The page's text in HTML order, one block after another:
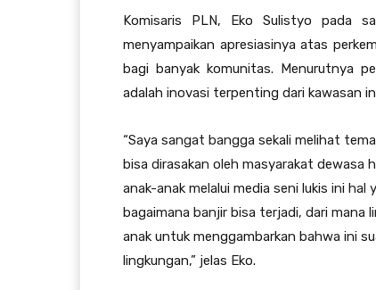
Komisaris PLN, Eko Sulistyo pada
menyampaikan apresiasinya atas
bagi banyak komunitas. Menurutnya
adalah inovasi terpenting dari kawasan
“Saya sangat bangga sekali melihat
bisa dirasakan oleh masyarakat dewasa
anak-anak melalui media seni lukis ini
bagaimana banjir bisa terjadi, dari mana
anak untuk menggambarkan bahwa ini
lingkungan,” jelas Eko.